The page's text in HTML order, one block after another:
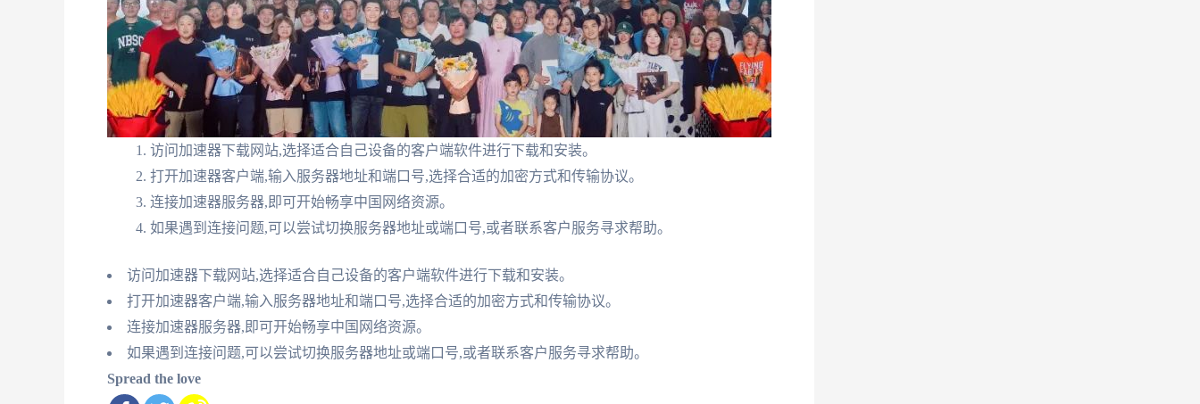
访问加速器下载网站,选择适合自己设备的客户端软件进行下载和安装。
打开加速器客户端,输入服务器地址和端口号,选择合适的加密方式和传输协议。
连接加速器服务器,即可开始畅享中国网络资源。
如果遇到连接问题,可以尝试切换服务器地址或端口号,或者联系客户服务寻求帮助。
访问加速器下载网站,选择适合自己设备的客户端软件进行下载和安装。
打开加速器客户端,输入服务器地址和端口号,选择合适的加密方式和传输协议。
连接加速器服务器,即可开始畅享中国网络资源。
如果遇到连接问题,可以尝试切换服务器地址或端口号,或者联系客户服务寻求帮助。
Spread the love